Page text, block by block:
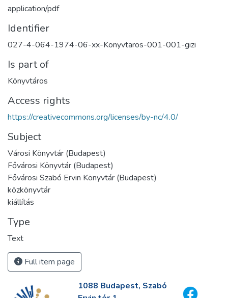
application/pdf
Identifier
027-4-064-1974-06-xx-Konyvtaros-001-001-gizi
Is part of
Könyvtáros
Access rights
https://creativecommons.org/licenses/by-nc/4.0/
Subject
Városi Könyvtár (Budapest)
Fővárosi Könyvtár (Budapest)
Fővárosi Szabó Ervin Könyvtár (Budapest)
közkönyvtár
kiállítás
Type
Text
Full item page
1088 Budapest, Szabó